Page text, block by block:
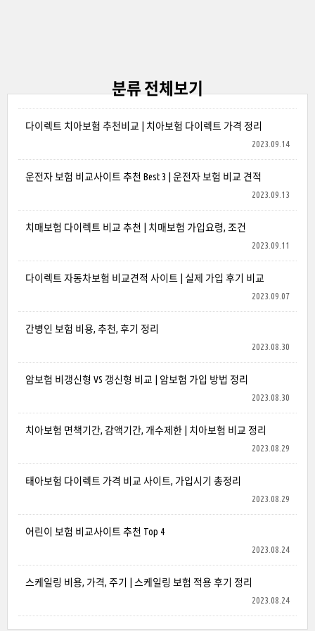
분류 전체보기
다이렉트 치아보험 추천비교 | 치아보험 다이렉트 가격 정리
2023.09.14
운전자 보험 비교사이트 추천 Best 3 | 운전자 보험 비교 견적
2023.09.13
치매보험 다이렉트 비교 추천 | 치매보험 가입요령, 조건
2023.09.11
다이렉트 자동차보험 비교견적 사이트 | 실제 가입 후기 비교
2023.09.07
간병인 보험 비용, 추천, 후기 정리
2023.08.30
암보험 비갱신형 VS 갱신형 비교 | 암보험 가입 방법 정리
2023.08.30
치아보험 면책기간, 감액기간, 개수제한 | 치아보험 비교 정리
2023.08.29
태아보험 다이렉트 가격 비교 사이트, 가입시기 총정리
2023.08.29
어린이 보험 비교사이트 추천 Top 4
2023.08.24
스케일링 비용, 가격, 주기 | 스케일링 보험 적용 후기 정리
2023.08.24